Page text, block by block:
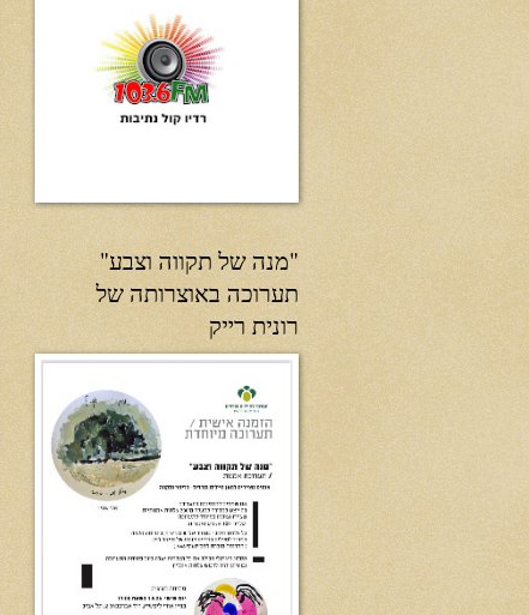
"מנה של תקווה וצבע"
תערוכה באוצרותה של
רונית רייק